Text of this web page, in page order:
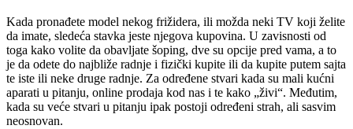
Kada pronađete model nekog frižidera, ili možda neki TV koji želite
da imate, sledeća stavka jeste njegova kupovina. U zavisnosti od
toga kako volite da obavljate šoping, dve su opcije pred vama, a to
je da odete do najbliže radnje i fizički kupite ili da kupite putem sajta
te iste ili neke druge radnje. Za određene stvari kada su mali kućni
aparati u pitanju, online prodaja kod nas i te kako „živi“. Međutim,
kada su veće stvari u pitanju ipak postoji određeni strah, ali sasvim
neosnovan.